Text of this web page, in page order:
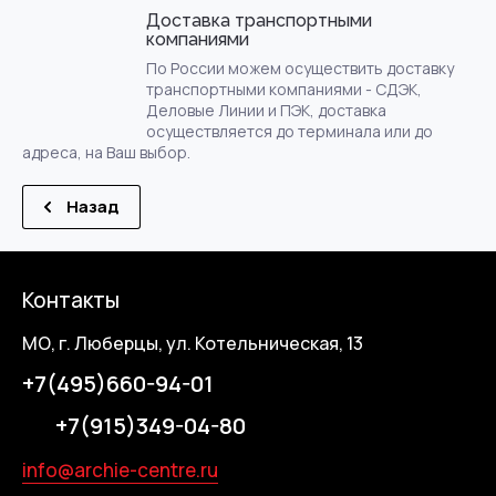
Доставка транспортными
компаниями
По России можем осуществить доставку
транспортными компаниями - СДЭК,
Деловые Линии и ПЭК, доставка
осуществляется до терминала или до
адреса, на Ваш выбор.
Назад
Контакты
МО, г. Люберцы, ул. Котельническая, 13
+7(495)660-94-01
+7(915)349-04-80
info@archie-centre.ru